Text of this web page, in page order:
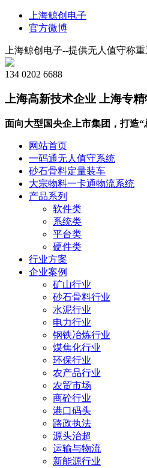
上海鲸创电子
官方微博
上海鲸创电子--提供无人值守称
134 0202 6688
上海高新技术企业 上海专
面向大型国央企上市集团，打造
网站首页
一码通无人值守系统
砂石骨料定量装车
大宗物料一卡通物流系统
产品系列
软件类
系统类
平台类
硬件类
行业方案
企业案例
矿山行业
砂石骨料行业
水泥行业
电力行业
钢铁冶炼行业
煤焦化行业
环保行业
农产品行业
农贸市场
商砼行业
港口码头
路政执法
源头治超
运输与物流
新能源行业